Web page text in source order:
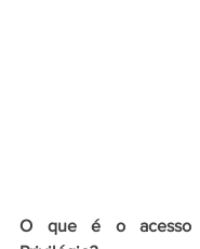
O que é o acesso